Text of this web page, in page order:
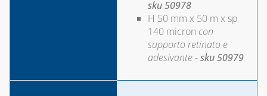
LEGHE SALDANTI
SALDATURA
sku 50978
H 50 mm x 50 m x sp
140 micron con
supporto retinato e
adesivante-sku 50979